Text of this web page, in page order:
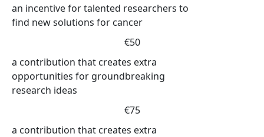
an incentive for talented researchers to
find new solutions for cancer
€50
a contribution that creates extra
opportunities for groundbreaking
research ideas
€75
a contribution that creates extra